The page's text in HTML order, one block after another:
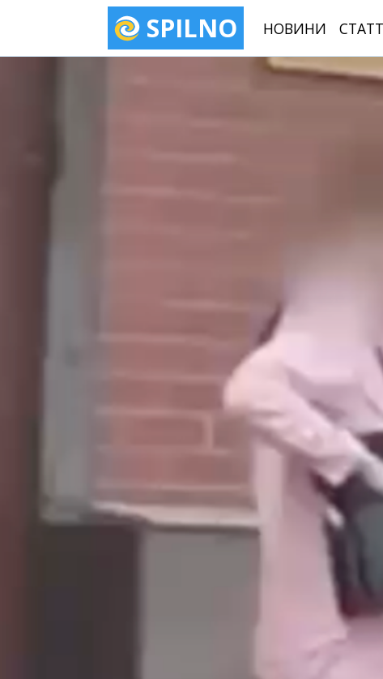
SPILNO НОВИНИ